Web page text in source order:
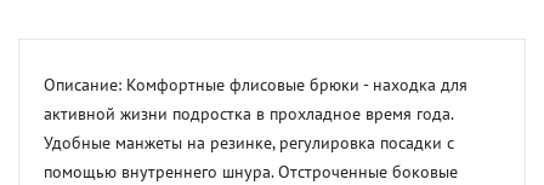
Описание: Комфортные флисовые брюки - находка для
активной жизни подростка в прохладное время года.
Удобные манжеты на резинке, регулировка посадки с
помощью внутреннего шнура. Отстроченные боковые